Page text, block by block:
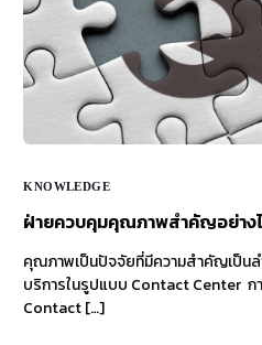
KNOWLEDGE
ฝ่ายควบคุมคุณภาพสำคัญอย่าง
คุณภาพเป็นปัจจัยที่มีความสำคัญเป็น
บริการในรูปแบบ Contact Center ก
Contact […]